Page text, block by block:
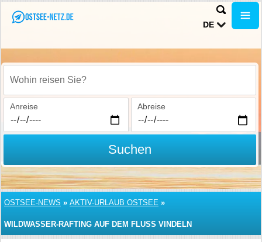
DE
Wohin reisen Sie?
Anreise Abreise
Suchen
OSTSEE-NEWS » AKTIV-URLAUB OSTSEE »
WILDWASSER-RAFTING AUF DEM FLUSS VINDELN